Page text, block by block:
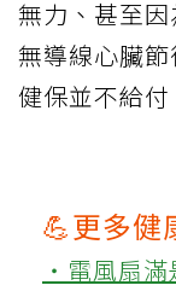
無力、甚至
無導線心臟
健保並不給付
💪更多健
‧電風扇滿